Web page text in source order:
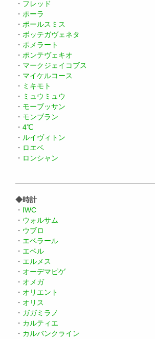
・ フレッド
・ ポーラ
・ ポールスミス
・ ボッテガヴェネタ
・ ポメラート
・ ポンテヴェキオ
・ マークジェイコブス
・ マイケルコース
・ ミキモト
・ ミュウミュウ
・ モーブッサン
・ モンブラン
・ 4℃
・ ルイヴィトン
・ ロエベ
・ ロンシャン
◆時計
・ IWC
・ ウォルサム
・ ウブロ
・ エベラール
・ エベル
・ エルメス
・ オーデマピゲ
・ オメガ
・ オリエント
・ オリス
・ ガガミラノ
・ カルティエ
・ カルバンクライン